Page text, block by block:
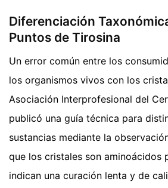
Diferenciación
Puntos de Tirosina
Un error común entre los
los organismos vivos con los
Asociación Interprofesional del
publicó una guía técnica para
sustancias mediante la
que los cristales son aminoácidos
indican una curación lenta y de